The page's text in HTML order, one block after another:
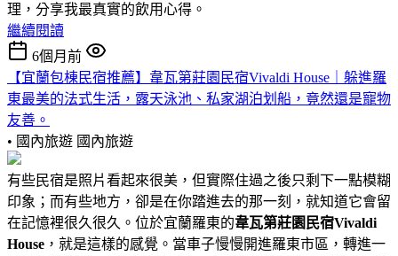
理，分享我最真實的飲用心得。
繼續閱讀
6個月前
【宜蘭包棟民宿推薦】韋瓦第莊園民宿Vivaldi House｜躲進羅
東最美的法式生活，露天泳池、私家湖泊划船，竟然還是寵物
友善。
• 國內旅遊 國內旅遊
有些民宿是照片看起來很美，但實際住過之後只剩下一點模糊
印象；而有些地方，卻是在你踏進去的那一刻，就知道它會留
在記憶裡很久很久。位於宜蘭羅東的韋瓦第莊園民宿Vivaldi
House ，就是這樣的感覺。當車子慢慢開進羅東市區，轉進一